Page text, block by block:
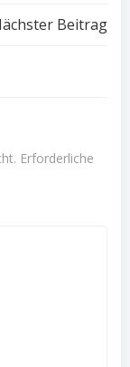
Beitrag
Erforderliche